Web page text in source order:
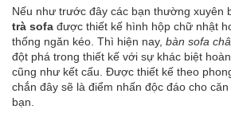
Nếu như trước đây các bạn thường xuyên
trà sofa được thiết kế hình hộp chữ nhật
thống ngăn kéo. Thì hiện nay, bàn sofa
đột phá trong thiết kế với sự khác biệt
cũng như kết cấu. Được thiết kế theo
chắn đây sẽ là điểm nhấn độc đáo cho
bạn.